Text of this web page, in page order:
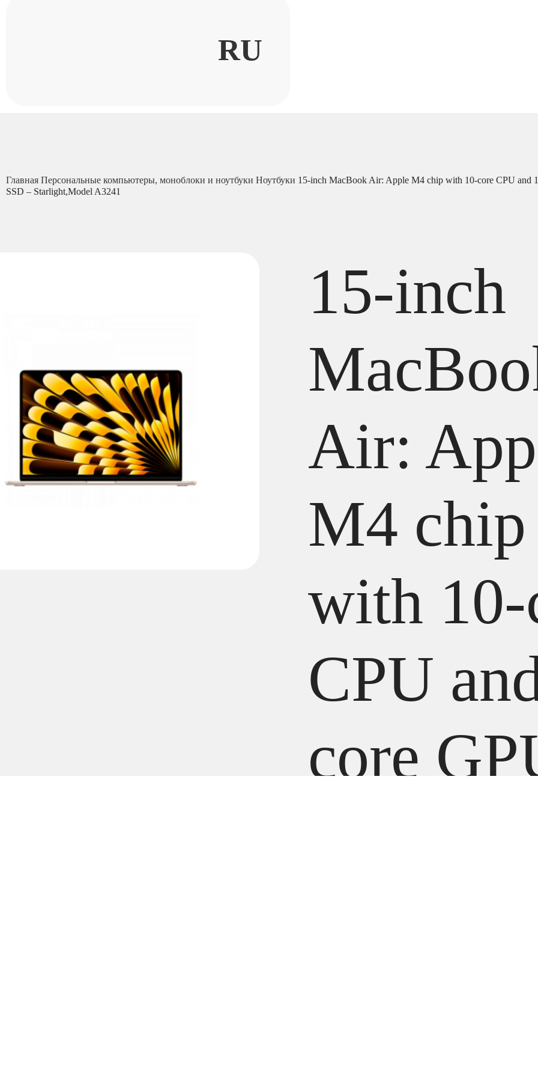
RU
Главная Персональные компьютеры, моноблоки и ноутбуки Ноутбуки 15-inch MacBook Air: Apple M4 chip with 10-core CPU and
SSD – Starlight,Model A3241
15-inch
Air:
M4 chip
with 10-
CPU
core